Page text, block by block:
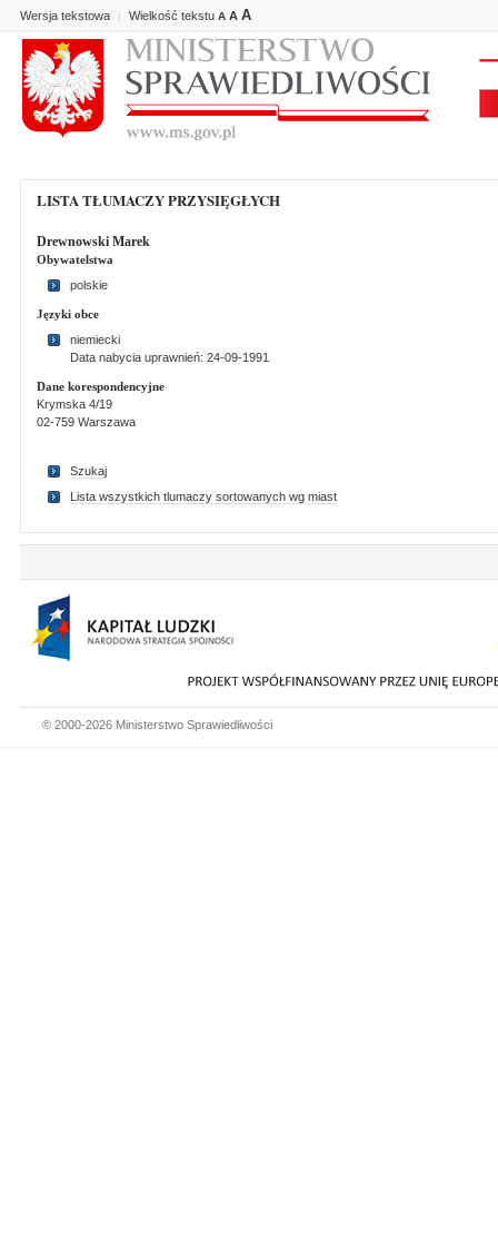
Wersja tekstowa | Wielkość tekstu A A A
LISTA TŁUMACZY PRZYSIĘGŁYCH
Drewnowski Marek
Obywatelstwa
polskie
Języki obce
niemiecki
Data nabycia uprawnień: 24-09-1991
Dane korespondencyjne
Krymska 4/19
02-759 Warszawa
Szukaj
Lista wszystkich tlumaczy sortowanych wg miast
© 2000-2026 Ministerstwo Sprawiedliwości